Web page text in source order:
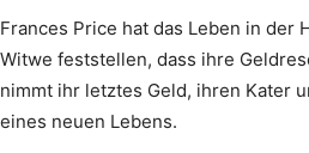
Frances Price hat das Leben in der
Witwe feststellen, dass ihre
nimmt ihr letztes Geld, ihren Kater
eines neuen Lebens.